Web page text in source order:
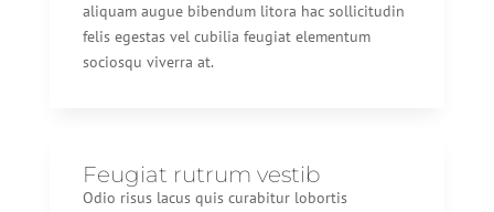
aliquam augue bibendum litora hac sollicitudin
felis egestas vel cubilia feugiat elementum
sociosqu viverra at.
Feugiat rutrum vestib
Odio risus lacus quis curabitur lobortis